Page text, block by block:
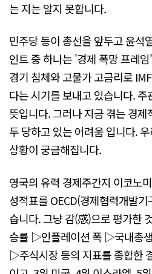
는 지는 알지 못합니다.
민주당 등이 총선을 앞두고 윤석
인트 중 하나는 '경제 폭망 프레
경기 침체와 고물가 고금리로
다는 시기를 보내고 있습니다.
뜻입니다. 그러나 지금 겪는 경
두 당하고 있는 어려움 입니다.
상황이 궁금해집니다.
영국의 유력 경제주간지 이코노
성적표를 OECD(경제협력개발
습니다. 그냥 감(感)으로 평가한
승률 ▷인플레이션 폭 ▷국내총
▷주식시장 등의 지표를 종합한